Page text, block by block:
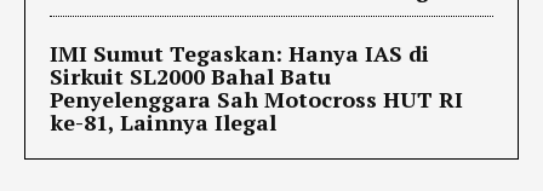
IMI Sumut Tegaskan: Hanya IAS di
Sirkuit SL2000 Bahal Batu
Penyelenggara Sah Motocross HUT RI
ke-81, Lainnya Ilegal